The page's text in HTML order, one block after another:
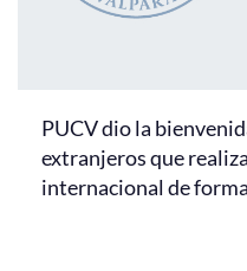
PUCV dio la
extranjeros que
internacional de